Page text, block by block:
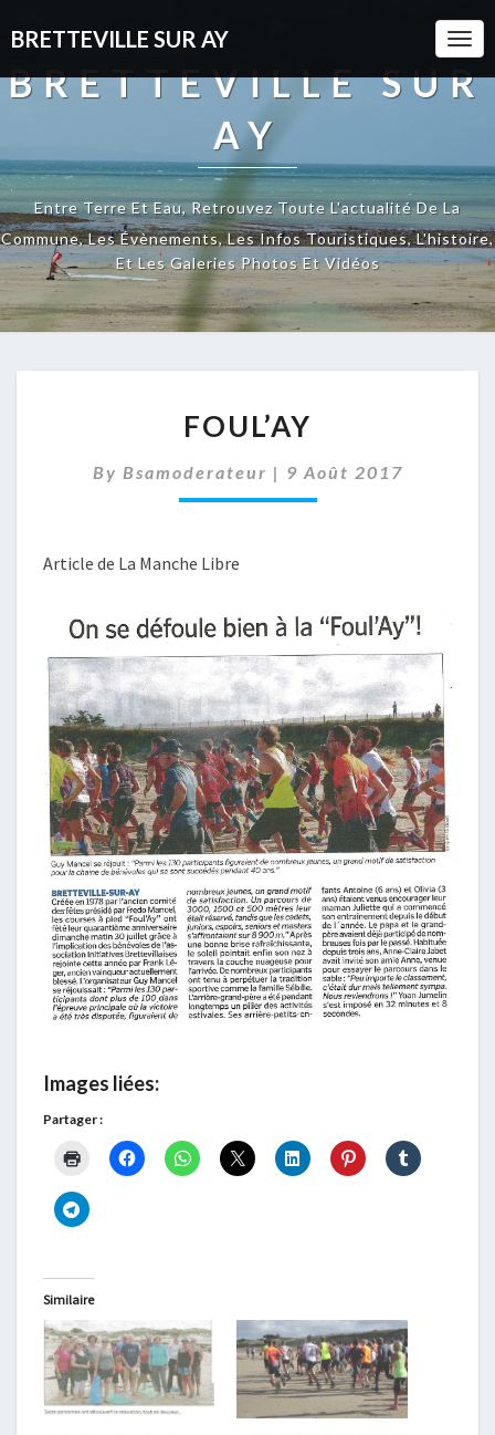
BRETTEVILLE SUR AY
BRETTEVILLE SUR
AY
Entre Terre Et Eau, Retrouvez Toute L'actualité De La
Commune, Les Évènements, Les Infos Touristiques, L'histoire,
Et Les Galeries Photos Et Vidéos
FOUL’AY
By Bsamoderateur | 9 Août 2017
Article de La Manche Libre
Images liées:
Partager :
Similaire